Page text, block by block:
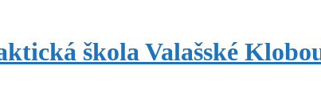
škola Valašské